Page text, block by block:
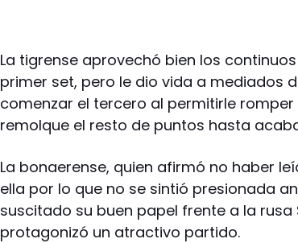
La tigrense aprovechó bien los
primer set, pero le dio vida a mediados
comenzar el tercero al permitirle romper
remolque el resto de puntos hasta
La bonaerense, quien afirmó no haber
ella por lo que no se sintió presionada
suscitado su buen papel frente a la
protagonizó un atractivo partido.